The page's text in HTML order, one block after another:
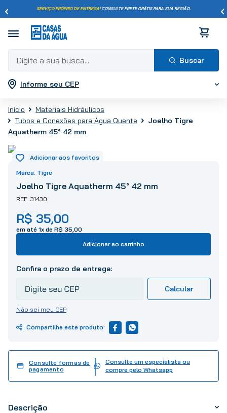
SERVIÇO PRÓPRIO DE ENTREGA!CONSULTE FRETE GRÁTIS PARA SUA REGIÃO.
Digite a sua busca...
Informe seu CEP
Materiais Hidráulicos
Tubos e Conexões para Água Quente
Joelho Tigre
Aquatherm 45° 42 mm
Tigre
Joelho Tigre Aquatherm 45° 42 mm
31430
R$ 35,00
em até 1x de R$ 35 00
Adicionar ao carrinho
Não sei meu CEP
Consulte formas de
pagamento
Consulte um especialista ou
compre pelo Whatsapp
Descrição
Termos mais buscados
2
porcelanato
3º
piso
5
º
vaso sanitário
6º
chuveiro
7º
cimento
8º
torneira
9º
telha
10º tinta